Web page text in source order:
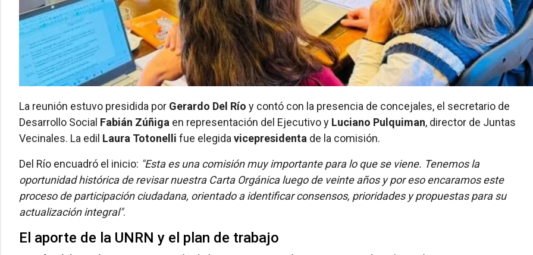
La reunión estuvo presidida por Gerardo Del Río y contó con la presencia de concejales, el secretario de
Desarrollo Social Fabián Zúñiga en representación del Ejecutivo y Luciano Pulquiman, director de Juntas
Vecinales. La edil Laura Totonelli fue elegida vicepresidenta de la comisión.
Del Río encuadró el inicio: "Esta es una comisión muy importante para lo que se viene. Tenemos la
oportunidad histórica de revisar nuestra Carta Orgánica luego de veinte años y por eso encaramos este
proceso de participación ciudadana, orientado a identificar consensos, prioridades y propuestas para su
actualización integral".
El aporte de la UNRN y el plan de trabajo